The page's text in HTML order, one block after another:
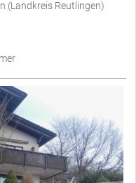
(Landkreis Reutlingen)